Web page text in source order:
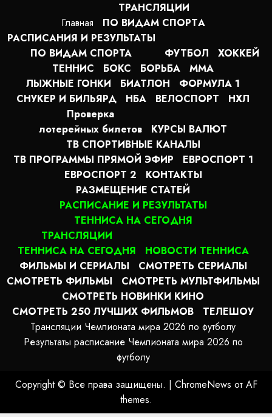
Главная
ТРАНСЛЯЦИИ
ПО ВИДАМ СПОРТA
РАСПИСАНИЯ И РЕЗУЛЬТАТЫ
ПО ВИДАМ СПОРТА
ФУТБОЛ
ХОККЕЙ
ТЕННИС
БОКС БОРЬБА
MMA
ЛЫЖНЫЕ ГОНКИ
БИАТЛОН
ФОРМУЛА 1
СНУКЕР И БИЛЬЯРД
НБА ВЕЛОСПОРТ
НХЛ
Проверка
лотерейных билетов
КУРСЫ ВАЛЮТ
ТВ СПОРТИВНЫЕ КАНАЛЫ
ТВ ПРОГРАММЫ ПРЯМОЙ ЭФИР
ЕВРОСПОРТ 1
ЕВРОСПОРТ 2
КОНТАКТЫ
РАЗМЕЩЕНИЕ СТАТЕЙ
РАСПИСАНИЕ И РЕЗУЛЬТАТЫ
ТЕННИСА НА СЕГОДНЯ
ТРАНСЛЯЦИИ
ТЕННИСА НА СЕГОДНЯ
НОВОСТИ ТЕННИСА
ФИЛЬМЫ И СЕРИАЛЫ
СМОТРЕТЬ СЕРИАЛЫ
СМОТРЕТЬ ФИЛЬМЫ
СМОТРЕТЬ МУЛЬТФИЛЬМЫ
СМОТРЕТЬ НОВИНКИ КИНО
СМОТРЕТЬ 250 ЛУЧШИХ ФИЛЬМОВ
ТЕЛЕШОУ
Трансляции Чемпионата мира 2026 по футболу
Результаты расписание Чемпионата мира 2026 по
футболу
Copyright © Все права защищены. | ChromeNews от AF
themes.